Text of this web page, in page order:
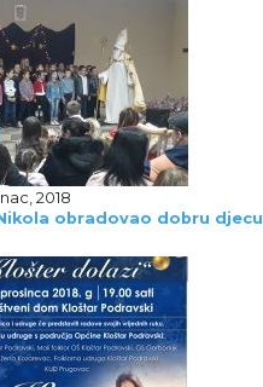
2018
obradovao dobru djecu